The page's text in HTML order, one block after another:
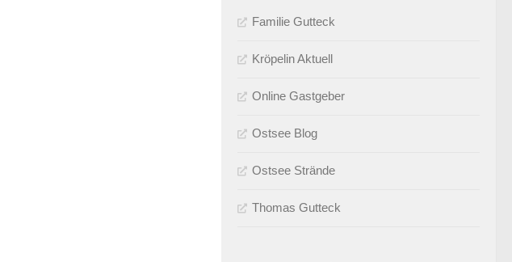
Familie Gutteck
Kröpelin Aktuell
Online Gastgeber
Ostsee Blog
Ostsee Strände
Thomas Gutteck